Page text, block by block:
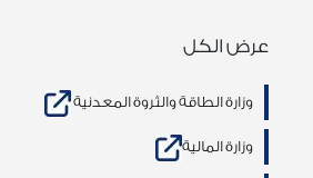
عرض الكل
وزارة الطاقة والثروة المعدنية
وزارة المالية